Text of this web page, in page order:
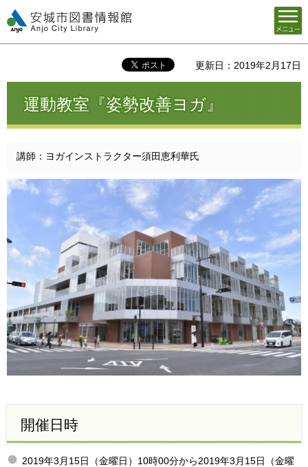
安城市図書情報館
メニュ
ー
更新日：2019年2月17日
運動教室『姿勢改善ヨガ』
講師：ヨガインストラクター須田恵利華氏
開催日時
2019年3月15日（金曜日）10時00分から2019年3月15日（金曜